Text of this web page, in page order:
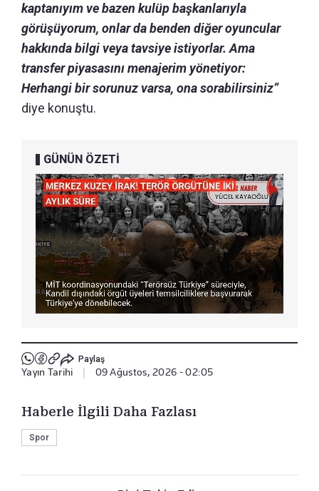
kaptanıyım ve bazen kulüp başkanlarıyla
görüşüyorum, onlar da benden diğer oyuncular
hakkında bilgi veya tavsiye istiyorlar. Ama
transfer piyasasını menajerim yönetiyor:
Herhangi bir sorunuz varsa, ona sorabilirsiniz”
diye konuştu.
GÜNÜN ÖZETİ
Paylaş
Yayın Tarihi 09 Ağustos, 2026 - 02:05
Haberle İlgili Daha Fazlası
Spor